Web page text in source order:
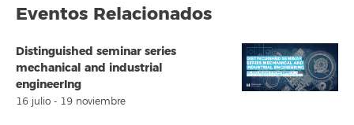
Eventos Relacionados
Distinguished seminar series
mechanical and industrial
engineerIng
16 julio - 19 noviembre